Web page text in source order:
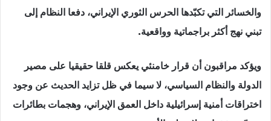
والخسائر التي تكبّدها الحرس الثوري الإيراني، دفعا النظام إلى
تبني نهج أكثر براجماتية وواقعية.
ويؤكد مراقبون أن قرار خامنئي يعكس قلقا حقيقيا على مصير
الدولة والنظام السياسي، لا سيما في ظل تزايد الحديث عن وجود
اختراقات أمنية إسرائيلية داخل العمق الإيراني، وهجمات بطائرات